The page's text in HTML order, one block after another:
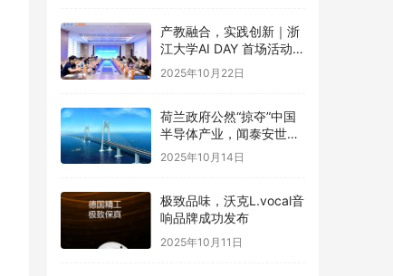
产教融合，实践创新｜浙
江大学AI DAY 首场活动成
功举办！
2025年10月22日
荷兰政府公然“掠夺”中国
半导体产业，闻泰安世坚
决捍卫
2025年10月14日
极致品味，沃克L.vocal音
响品牌成功发布
2025年10月11日